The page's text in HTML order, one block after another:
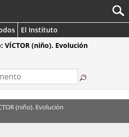
El Instituto
(niño). Evolución
(niño). Evolución